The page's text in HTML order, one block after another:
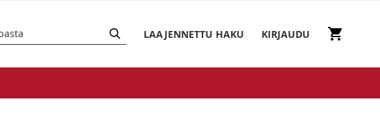
KIRJAUDU
LAAJENNETTU HAKU
HAKU